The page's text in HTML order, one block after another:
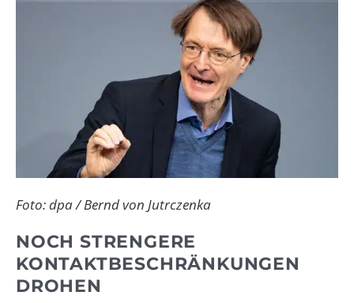
Foto: dpa / Bernd von Jutrczenka
NOCH STRENGERE
KONTAKTBESCHRÄNKUNGEN
DROHEN